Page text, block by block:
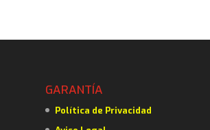
GARANTÍA
Política de Privacidad